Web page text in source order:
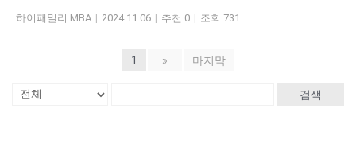
하이패밀리 MBA | 2024.11.06 | 추천 0 | 조회 731
1 » 마지막
검색